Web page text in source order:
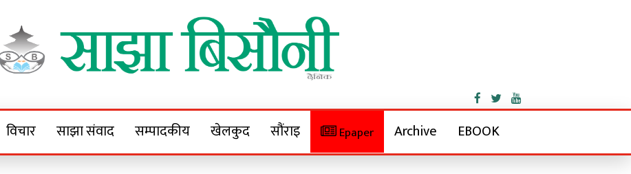
Bisaunee
विचार साझा संवाद सम्पादकीय खेलकुद सौंराइ Epaper Archive EBOOK